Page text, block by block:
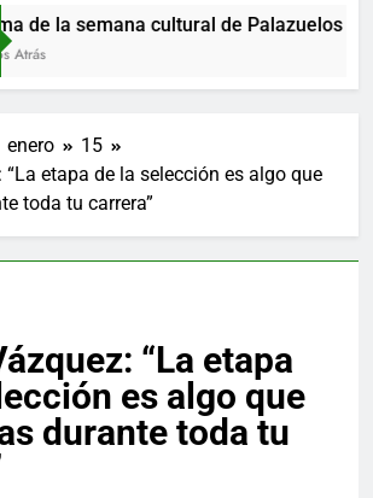
la semana cultural de Palazuelos de
enero
15
etapa de la selección es algo que
toda tu carrera”
“La etapa
es algo que
durante toda tu